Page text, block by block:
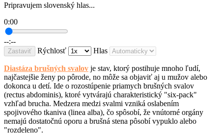
Pripravujem slovenský hlas...
0:00
--:--
Zastaviť Rýchlosť Hlas
Diastáza brušných svalov je stav, ktorý postihuje mnoho ľudí,
najčastejšie ženy po pôrode, no môže sa objaviť aj u mužov alebo
dokonca u detí. Ide o rozostúpenie priamych brušných svalov
(rectus abdominis), ktoré vytvárajú charakteristický "six-pack"
vzhľad brucha. Medzera medzi svalmi vzniká oslabením
spojivového tkaniva (linea alba), čo spôsobí, že vnútorné orgány
nemajú dostatočnú oporu a brušná stena pôsobí vypuklo alebo
"rozdeleno".